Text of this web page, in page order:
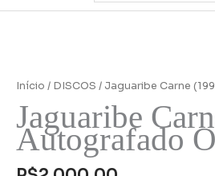
Início / DISCOS / Jaguaribe Carne
Jaguaribe
Autografado